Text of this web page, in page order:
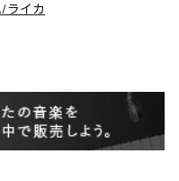
ライカ